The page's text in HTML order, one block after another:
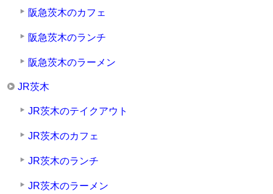
阪急茨木のカフェ
阪急茨木のランチ
阪急茨木のラーメン
JR茨木
JR茨木のテイクアウト
JR茨木のカフェ
JR茨木のランチ
JR茨木のラーメン